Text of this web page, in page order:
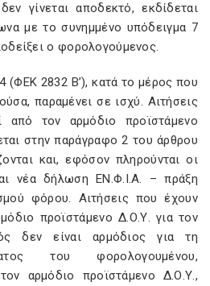
γίνεται αποδεκτό, εκδίδεται
με το συνημμένο υπόδειγμα 7
ο φορολογούμενος.
(ΦΕΚ 2832 Β’), κατά το μέρος που
παραμένει σε ισχύ. Αιτήσεις
από τον αρμόδιο προϊστάμενο
στην παράγραφο 2 του άρθρου
και, εφόσον πληρούνται οι
νέα δήλωση ΕΝ.Φ.Ι.Α. – πράξη
φόρου. Αιτήσεις που έχουν
προϊστάμενο Δ.Ο.Υ. για τον
δεν είναι αρμόδιος για τη
του φορολογουμένου,
αρμόδιο προϊστάμενο Δ.Ο.Υ.,